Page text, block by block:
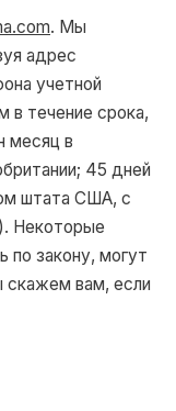
. Мы
адрес
учетной
в течение срока,
месяц в
45 дней
штата США, с
Некоторые
по закону, могут
вам, если